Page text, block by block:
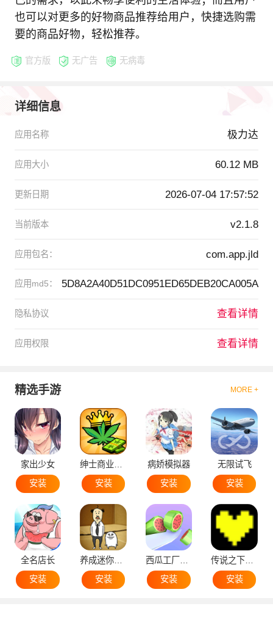
也可以对更多的好物商品推荐给用户，快捷选购需
要的商品好物，轻松推荐。
官方版 无广告 无病毒
详细信息
应用名称 极力达
应用大小 60.12 MB
更新日期 2026-07-04 17:57:52
当前版本 v2.1.8
应用包名： com.app.jld
应用md5： 5D8A2A40D51DC0951ED65DEB20CA005A
隐私协议 查看详情
应用权限 查看详情
精选手游 MORE +
家出少女
安装
安装
病娇模拟器
安装
无限试飞
安装
全名店长
安装
安装
安装
安装